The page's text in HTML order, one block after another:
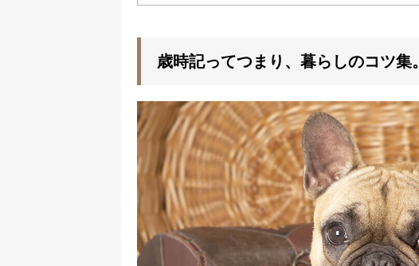
歳時記ってつまり、暮らしのコツ集。